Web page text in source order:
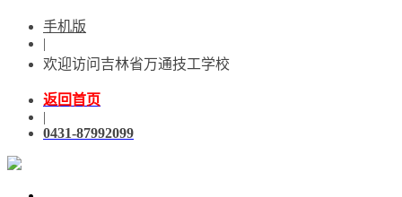
手机版
|
欢迎访问吉林省万通技工学校
返回首页
|
0431-87992099